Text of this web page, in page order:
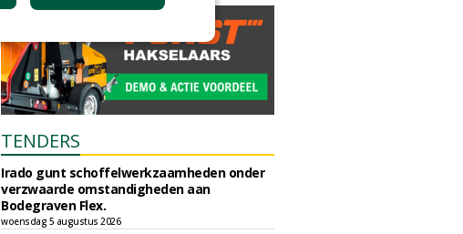
TENDERS
Irado gunt schoffelwerkzaamheden onder
verzwaarde omstandigheden aan
Bodegraven Flex.
woensdag 5 augustus 2026